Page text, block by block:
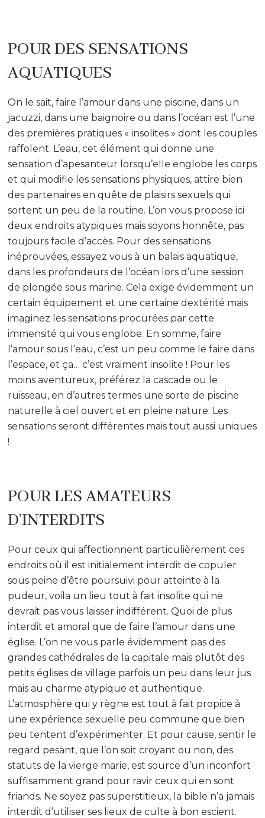
POUR DES SENSATIONS
AQUATIQUES
On le sait, faire l’amour dans une piscine, dans un
jacuzzi, dans une baignoire ou dans l’océan est l’une
des premières pratiques « insolites » dont les couples
raffolent. L’eau, cet élément qui donne une
sensation d’apesanteur lorsqu’elle englobe les corps
et qui modifie les sensations physiques, attire bien
des partenaires en quête de plaisirs sexuels qui
sortent un peu de la routine. L’on vous propose ici
deux endroits atypiques mais soyons honnête, pas
toujours facile d’accès. Pour des sensations
inéprouvées, essayez vous à un balais aquatique,
dans les profondeurs de l’océan lors d’une session
de plongée sous marine. Cela exige évidemment un
certain équipement et une certaine dextérité mais
imaginez les sensations procurées par cette
immensité qui vous englobe. En somme, faire
l’amour sous l’eau, c’est un peu comme le faire dans
l’espace, et ça… c’est vraiment insolite ! Pour les
moins aventureux, préférez la cascade ou le
ruisseau, en d’autres termes une sorte de piscine
naturelle à ciel ouvert et en pleine nature. Les
sensations seront différentes mais tout aussi uniques
!
POUR LES AMATEURS
D’INTERDITS
Pour ceux qui affectionnent particulièrement ces
endroits où il est initialement interdit de copuler
sous peine d’être poursuivi pour atteinte à la
pudeur, voila un lieu tout à fait insolite qui ne
devrait pas vous laisser indifférent. Quoi de plus
interdit et amoral que de faire l’amour dans une
église. L’on ne vous parle évidemment pas des
grandes cathédrales de la capitale mais plutôt des
petits églises de village parfois un peu dans leur jus
mais au charme atypique et authentique.
L’atmosphère qui y règne est tout à fait propice à
une expérience sexuelle peu commune que bien
peu tentent d’expérimenter. Et pour cause, sentir le
regard pesant, que l’on soit croyant ou non, des
statuts de la vierge marie, est source d’un inconfort
suffisamment grand pour ravir ceux qui en sont
friands. Ne soyez pas superstitieux, la bible n’a jamais
interdit d’utiliser ses lieux de culte à bon escient.